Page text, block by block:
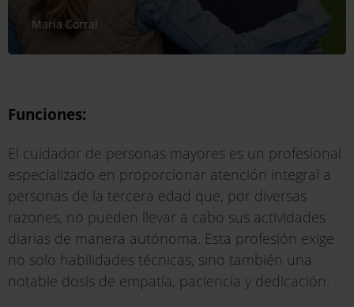
María Corral
Funciones:
El cuidador de personas mayores es un profesional
especializado en proporcionar atención integral a
personas de la tercera edad que, por diversas
razones, no pueden llevar a cabo sus actividades
diarias de manera autónoma. Esta profesión exige
no solo habilidades técnicas, sino también una
notable dosis de empatía, paciencia y dedicación.